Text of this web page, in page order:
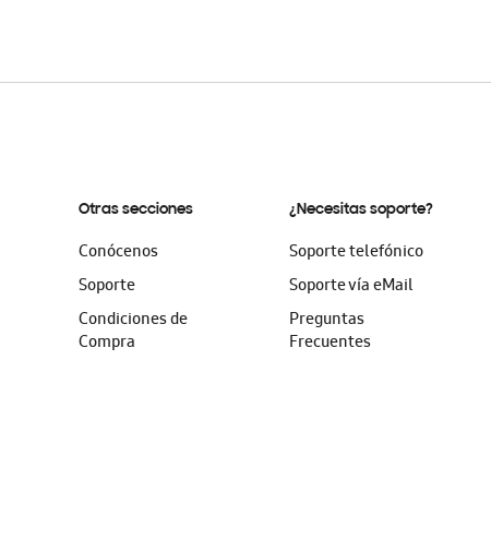
Otras secciones
Conócenos
Soporte
Condiciones de
Compra
¿Necesitas soporte?
Soporte telefónico
Soporte vía eMail
Preguntas
Frecuentes